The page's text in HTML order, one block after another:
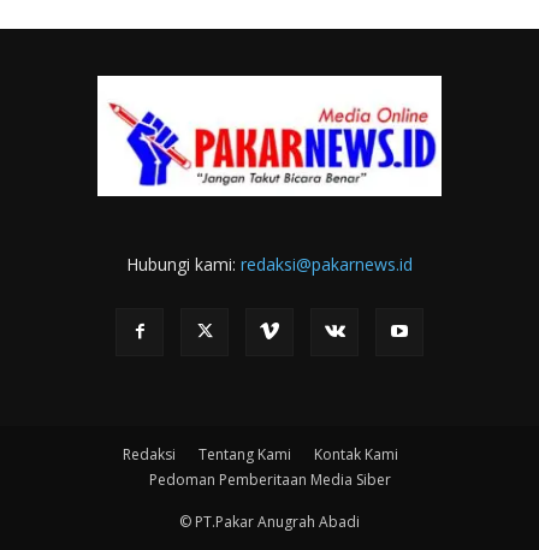
Hubungi kami: redaksi@pakarnews.id
Redaksi Tentang Kami
Kontak Kami
Pedoman Pemberitaan Media Siber
© PT.Pakar Anugrah Abadi